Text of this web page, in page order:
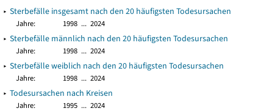
▸ Sterbefälle insgesamt nach den 20 häufigsten Todesursachen
Jahre: 1998 ... 2024
▸ Sterbefälle männlich nach den 20 häufigsten Todesursachen
Jahre: 1998 ... 2024
▸ Sterbefälle weiblich nach den 20 häufigsten Todesursachen
Jahre: 1998 ... 2024
▸ Todesursachen nach Kreisen
Jahre: 1995 ... 2024